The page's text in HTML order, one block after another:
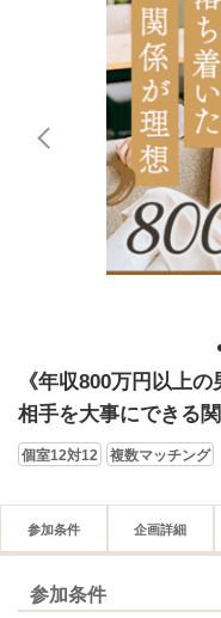
《年収800万円以上の
相手を大事にできる
個室12対12 複数マッチング
参加条件 企画詳細
参加条件